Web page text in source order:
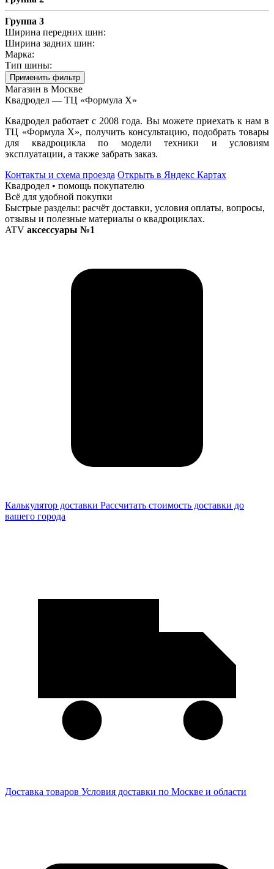
Группа 3
Ширина передних шин:
Ширина задних шин:
Марка:
Тип шины:
Применить фильтр
Магазин в Москве
Квадродел — ТЦ «Формула Х»
Квадродел работает с 2008 года. Вы можете приехать к нам в
ТЦ «Формула Х», получить консультацию, подобрать товары
для квадроцикла по модели техники и условиям
эксплуатации, а также забрать заказ.
Контакты и схема проезда Открыть в Яндекс Картах
Квадродел • помощь покупателю
Всё для удобной покупки
Быстрые разделы: расчёт доставки, условия оплаты, вопросы,
отзывы и полезные материалы о квадроциклах.
ATV аксессуары №1
Калькулятор доставки Рассчитать стоимость доставки до
вашего города
Доставка товаров Условия доставки по Москве и области